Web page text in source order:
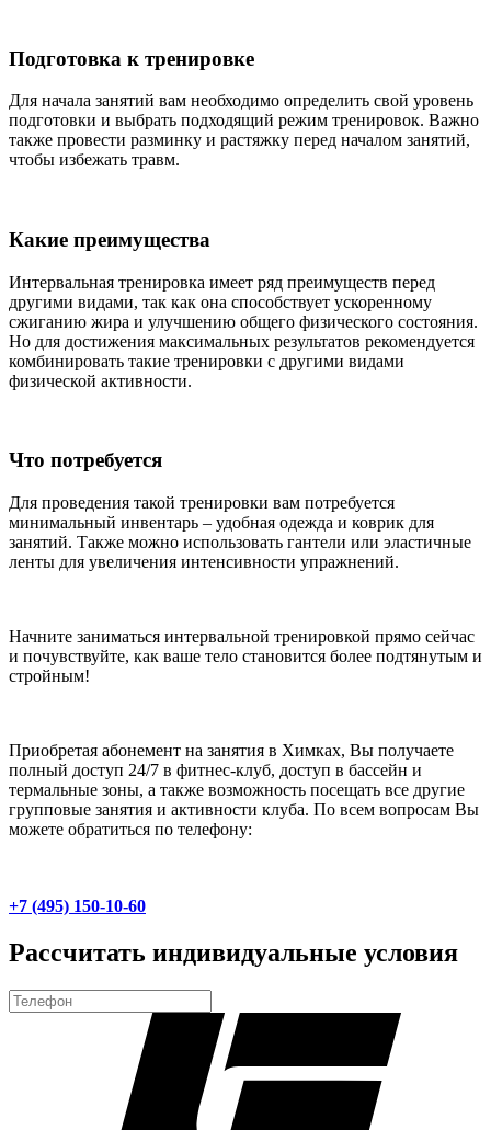
Подготовка к тренировке
Для начала занятий вам необходимо определить свой уровень
подготовки и выбрать подходящий режим тренировок. Важно
также провести разминку и растяжку перед началом занятий,
чтобы избежать травм.
Какие преимущества
Интервальная тренировка имеет ряд преимуществ перед
другими видами, так как она способствует ускоренному
сжиганию жира и улучшению общего физического состояния.
Но для достижения максимальных результатов рекомендуется
комбинировать такие тренировки с другими видами
физической активности.
Что потребуется
Для проведения такой тренировки вам потребуется
минимальный инвентарь – удобная одежда и коврик для
занятий. Также можно использовать гантели или эластичные
ленты для увеличения интенсивности упражнений.
Начните заниматься интервальной тренировкой прямо сейчас
и почувствуйте, как ваше тело становится более подтянутым и
стройным!
Приобретая абонемент на занятия в Химках, Вы получаете
полный доступ 24/7 в фитнес-клуб, доступ в бассейн и
термальные зоны, а также возможность посещать все другие
групповые занятия и активности клуба. По всем вопросам Вы
можете обратиться по телефону:
+7 (495) 150-10-60
Рассчитать индивидуальные условия